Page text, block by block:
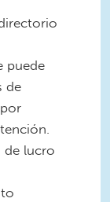
puede
de
de lucro